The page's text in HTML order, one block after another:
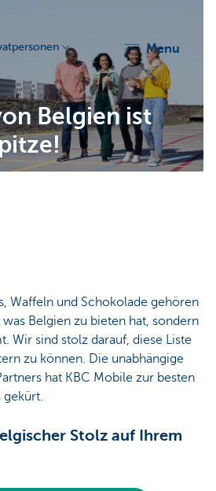
menu
Belgien ist
Waffeln und Schokolade gehören
Belgien zu bieten hat, sondern
Wir sind stolz darauf, diese Liste
zu können. Die unabhängige
hat KBC Mobile zur besten
gekürt.
Stolz auf Ihrem